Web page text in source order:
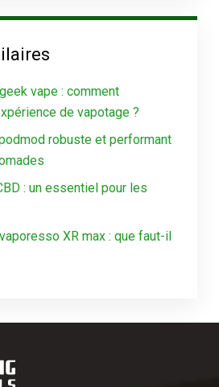
vape : comment
de vapotage ?
robuste et performant
: un essentiel pour les
XR max : que faut-il